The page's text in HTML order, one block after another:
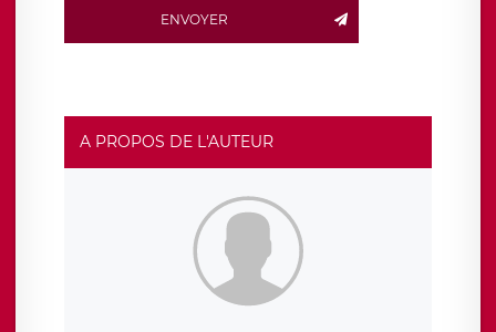
basé en France et offrant des
clauses de protection
limitation du traitement relatif à vos données à caractère
données. Vous pouvez exercer ces droits auprès du délégué
de traitement est la société LÉGAVOX, sis 9 rue Léopold
Sédar Senghor, joignable à l’adresse mail :
responsabledetraitement@legavox.fr. Vous avez également
le droit d’introduire une réclamation auprès d’une autorité
ENVOYER
A PROPOS DE L'AUTEUR